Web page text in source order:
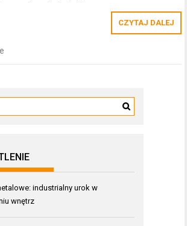
CZYTAJ DALEJ
industrialny urok w
wnętrz